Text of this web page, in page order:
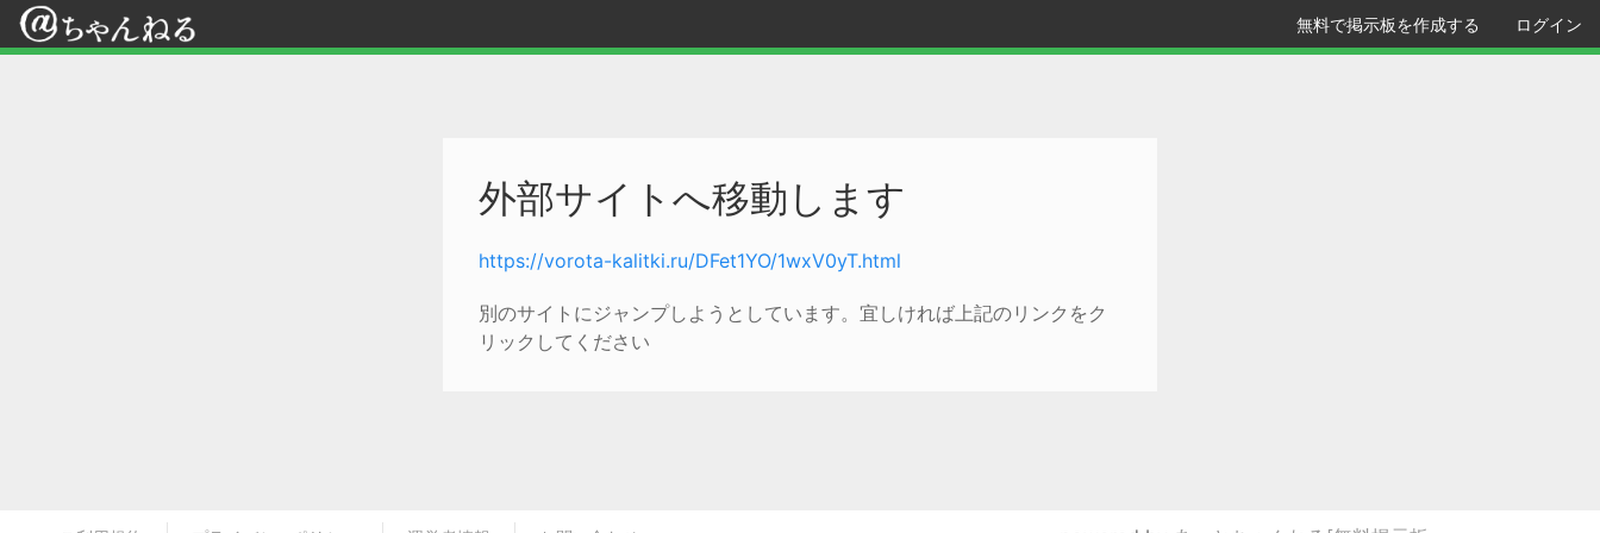
無料で掲示板を作成する ログイン
外部サイトへ移動します
https://vorota-kalitki.ru/DFet1YO/1wxV0yT.html
別のサイトにジャンプしようとしています。宜しければ上記のリンクをク
リックしてください